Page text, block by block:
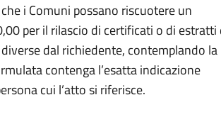
i Comuni possano riscuotere un
per il rilascio di certificati o di estratti
dal richiedente, contemplando la
contenga l’esatta indicazione
cui l’atto si riferisce.